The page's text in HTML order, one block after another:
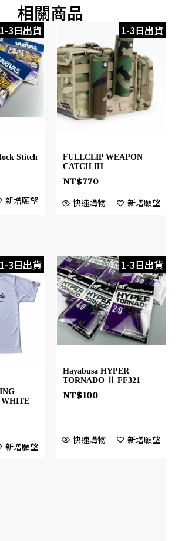
相關商品
1-3日出貨
Stitch
新增願望
1-3日出貨
FULLCLIP WEAPON
CATCH IH
NT$770
快速購物 新增願望
1-3日出貨
WHITE
新增願望
1-3日出貨
Hayabusa HYPER
TORNADO Ⅱ FF321
NT$100
快速購物 新增願望